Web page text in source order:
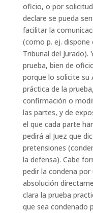
oficio, o por
declare se pueda
facilitar la
(como p. ej. dispone
Tribunal del Jurado).
prueba, bien de
porque lo solicite su
práctica de la
confirmación o
las partes, y de
el que cada parte
pedirá al Juez que
pretensiones
la defensa). Cabe
pedir la condena
absolución
clara la prueba
que sea